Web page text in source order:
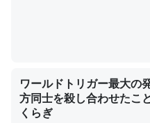
利だから両方が拮抗してる
いる鋏角類（カブトガニ
ずキチンを強化してる筈だ
ワールドトリガー最大の
方同士を殺し合わせたこ
くらぎ